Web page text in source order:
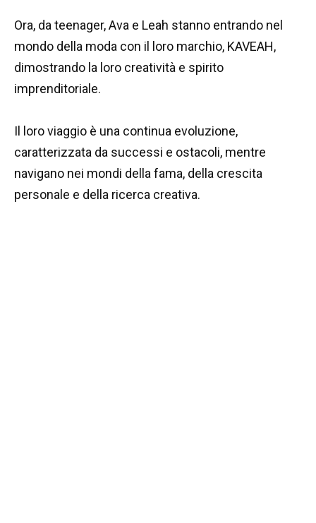
Ora, da teenager, Ava e Leah stanno entrando nel
mondo della moda con il loro marchio, KAVEAH,
dimostrando la loro creatività e spirito
imprenditoriale.
Il loro viaggio è una continua evoluzione,
caratterizzata da successi e ostacoli, mentre
navigano nei mondi della fama, della crescita
personale e della ricerca creativa.